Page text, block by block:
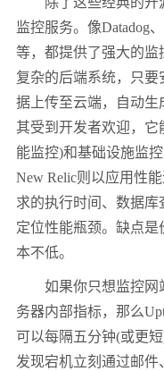
监控服务。像Datadog
等，都提供了强大的
复杂的后端系统，只要
据上传至云端，自动生
其受到开发者欢迎，它
能监控)和基础设施监
New Relic则以应用性
求的执行时间、数据
定位性能瓶颈。缺点
本不低。
如果你只想监控网
务器内部指标，那么
可以每隔五分钟(或更
发现宕机立刻通过邮件